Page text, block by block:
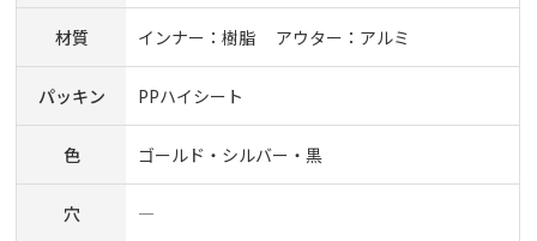
材質 インナー：樹脂 アウター：アルミ
パッキン PPハイシート
色 ゴールド・シルバー・黒
穴 ―